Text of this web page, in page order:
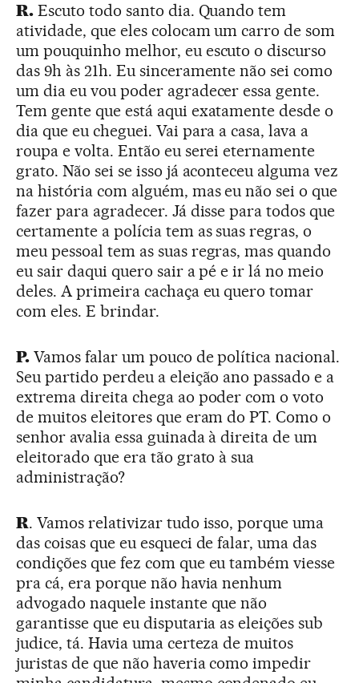
R.Escuto todo santo dia. Quando tem
atividade, que eles colocam um carro de som
um pouquinho melhor, eu escuto o discurso
das 9h às 21h. Eu sinceramente não sei como
um dia eu vou poder agradecer essa gente.
Tem gente que está aqui exatamente desde o
dia que eu cheguei. Vai para a casa, lava a
roupa e volta. Então eu serei eternamente
grato. Não sei se isso já aconteceu alguma vez
na história com alguém, mas eu não sei o que
fazer para agradecer. Já disse para todos que
certamente a polícia tem as suas regras, o
meu pessoal tem as suas regras, mas quando
eu sair daqui quero sair a pé e ir lá no meio
deles. A primeira cachaça eu quero tomar
com eles. E brindar.
P.Vamos falar um pouco de política nacional.
Seu partido perdeu a eleição ano passado e a
extrema direita chega ao poder com o voto
de muitos eleitores que eram do PT. Como o
senhor avalia essa guinada à direita de um
eleitorado que era tão grato à sua
administração?
R. Vamos relativizar tudo isso, porque uma
das coisas que eu esqueci de falar, uma das
condições que fez com que eu também viesse
pra cá, era porque não havia nenhum
advogado naquele instante que não
garantisse que eu disputaria as eleições sub
judice, tá. Havia uma certeza de muitos
juristas de que não haveria como impedir